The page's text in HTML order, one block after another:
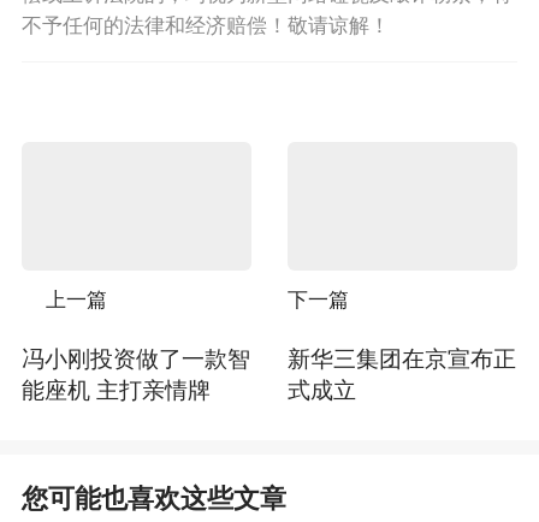
不予任何的法律和经济赔偿！敬请谅解！
上一篇
冯小刚投资做了一款智
能座机 主打亲情牌
下一篇
新华三集团在京宣布正
式成立
您可能也喜欢这些文章